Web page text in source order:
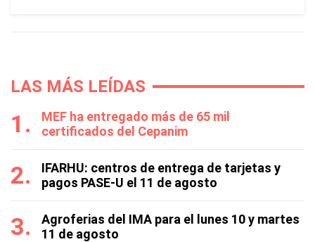
LAS MÁS LEÍDAS
MEF ha entregado más de 65 mil
certificados del Cepanim
IFARHU: centros de entrega de tarjetas y
pagos PASE-U el 11 de agosto
Agroferias del IMA para el lunes 10 y martes
11 de agosto